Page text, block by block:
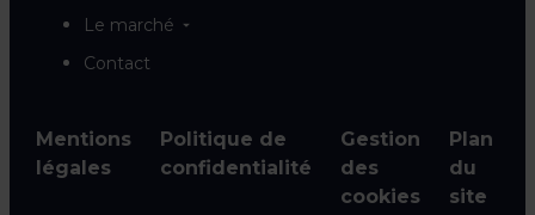
Le marché
Contact
Mentions
légales
Politique de
confidentialité
Gestion
des
cookies
Plan
du
site